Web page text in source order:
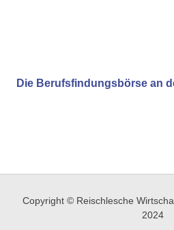
Die Berufsfindungsbörse an
Copyright © Reischlesche
2024